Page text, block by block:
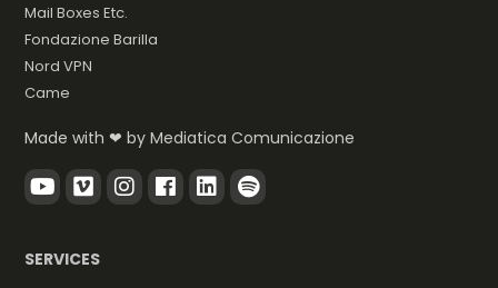
Mail Boxes Etc.
Fondazione Barilla
Nord VPN
Came
Made with ❤ byMediatica Comunicazione
SERVICES